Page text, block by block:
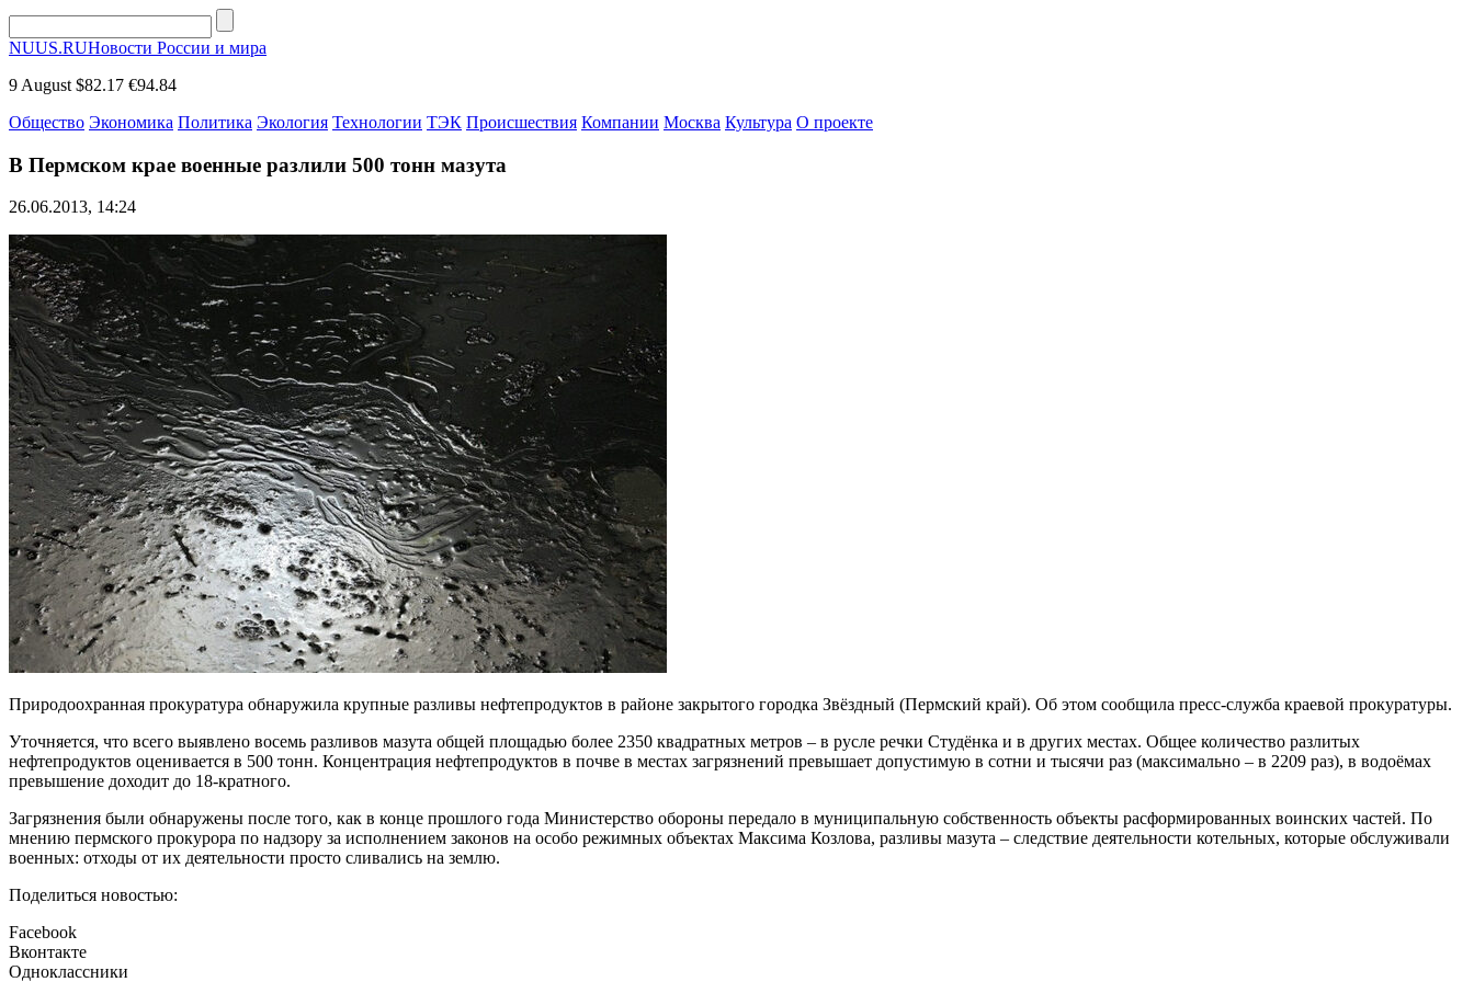
NUUS.RUНовости России и мира
9 August $82.17 €94.84
Общество Экономика Политика Экология Технологии ТЭК Происшествия Компании Москва Культура О проекте
В Пермском крае военные разлили 500 тонн мазута
26.06.2013, 14:24
Природоохранная прокуратура обнаружила крупные разливы нефтепродуктов в районе закрытого городка Звёздный (Пермский край). Об этом сообщила пресс-служба краевой прокуратуры.
Уточняется, что всего выявлено восемь разливов мазута общей площадью более 2350 квадратных метров – в русле речки Студёнка и в других местах. Общее количество разлитых
нефтепродуктов оценивается в 500 тонн. Концентрация нефтепродуктов в почве в местах загрязнений превышает допустимую в сотни и тысячи раз (максимально – в 2209 раз), в водоёмах
превышение доходит до 18-кратного.
Загрязнения были обнаружены после того, как в конце прошлого года Министерство обороны передало в муниципальную собственность объекты расформированных воинских частей. По
мнению пермского прокурора по надзору за исполнением законов на особо режимных объектах Максима Козлова, разливы мазута – следствие деятельности котельных, которые обслуживали
военных: отходы от их деятельности просто сливались на землю.
Поделиться новостью:
Facebook
Вконтакте
Одноклассники